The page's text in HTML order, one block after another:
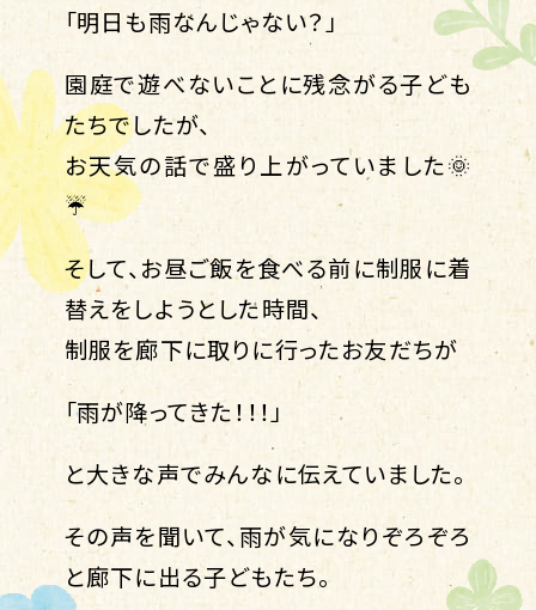
「明日も雨なんじゃない？」
園庭で遊べないことに残念がる子ども
たちでしたが、
お天気の話で盛り上がっていました🌞
☔
そして、お昼ご飯を食べる前に制服に着
替えをしようとした時間、
制服を廊下に取りに行ったお友だちが
「雨が降ってきた！！！」
と大きな声でみんなに伝えていました。
その声を聞いて、雨が気になりぞろぞろ
と廊下に出る子どもたち。